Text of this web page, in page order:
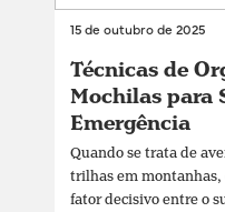
15 de outubro de 2025
Técnicas de
Mochilas para
Emergência
Quando se trata de
trilhas em montanhas,
fator decisivo entre o